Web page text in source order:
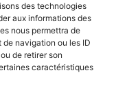
des technologies
aux informations des
nous permettra de
navigation ou les ID
de retirer son
caractéristiques